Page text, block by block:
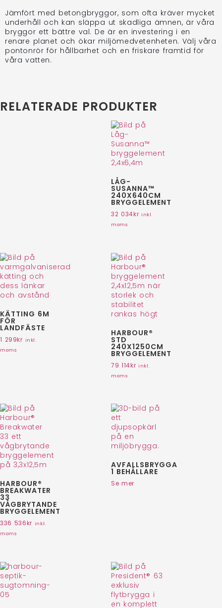
Jämfört med betongbryggor, som ofta kräver mycket
underhåll och kan släppa ut skadliga ämnen, är våra
bryggor ett bättre val. De är en investering i en
renare planet och ökar miljömedvetenheten. Välj våra
pontonrör för hållbarhet och en friskare framtid för
våra vatten.
RELATERADE PRODUKTER
LÅG-
SUSANNA™
240X640CM
BRYGGELEMENT
32 034kr inkl.
moms
KÄTTING 6M
FÖR
LANDFÄSTE
1 299kr inkl.
moms
HARBOUR®
STD
240X1250CM
BRYGGELEMENT
79 114kr inkl.
moms
HARBOUR®
BREAKWATER
33
VÅGBRYTANDE
BRYGGELEMENT
336 536kr inkl.
moms
AVFALLSBRYGGA
1 BEHÅLLARE
Se mer